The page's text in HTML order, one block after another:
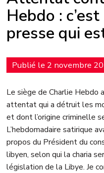
Hebdo :
presse qui
Publié le 2 novembre
Le siège de Charlie Hebdo
attentat qui a détruit les
et dont l’origine criminelle
L’hebdomadaire satirique
propos du Président du
libyen, selon qui la charia
législation de la Libye. Je